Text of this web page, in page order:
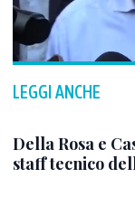
LEGGI ANCHE
Della Rosa e
staff tecnico